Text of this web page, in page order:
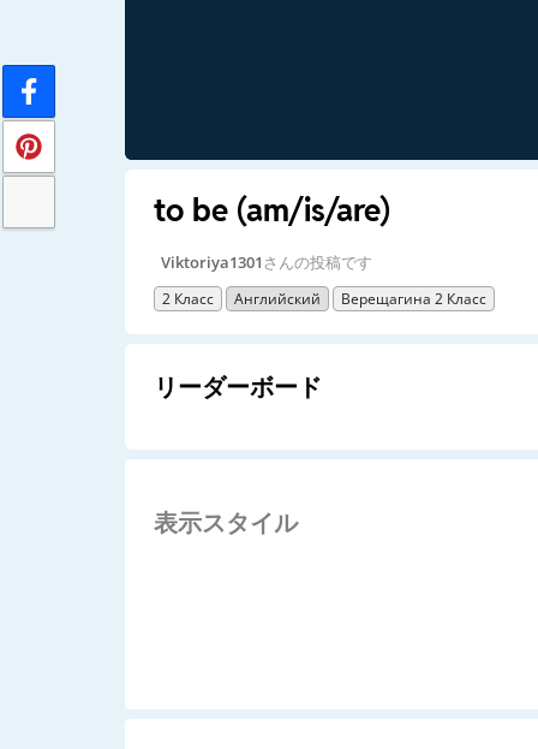
to be (am/is/are)
Viktoriya1301さんの投稿です
2 Класс Английский Верещагина 2 Класс
リーダーボード
表示スタイル